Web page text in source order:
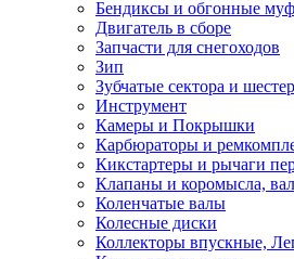
Бендиксы и обгонные
Двигатель в сборе
Запчасти для снегоходов
Зип
Зубчатые сектора и
Инструмент
Камеры и Покрышки
Карбюраторы и
Кикстартеры и рычаги
Клапаны и коромысла,
Коленчатые валы
Колесные диски
Коллекторы впускные,